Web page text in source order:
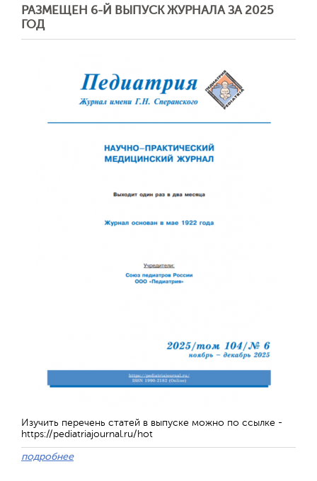
РАЗМЕЩЕН 6-Й ВЫПУСК ЖУРНАЛА ЗА 2025
ГОД
Изучить перечень статей в выпуске можно по ссылке -
https://pediatriajournal.ru/hot
подробнее